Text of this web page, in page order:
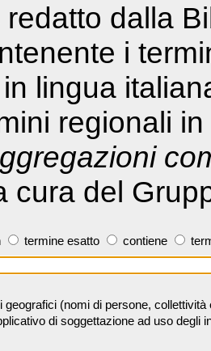
dalla
i
lingua
regionali
cura del
termine esatto contiene
geografici (nomi di persone,
di soggettazione ad uso degli